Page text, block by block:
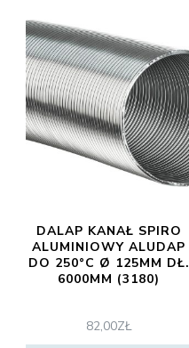
DALAP KANAŁ SPIRO
ALUMINIOWY ALUDAP
DO 250°C Ø 125MM DŁ.
6000MM (3180)
82,00ZŁ